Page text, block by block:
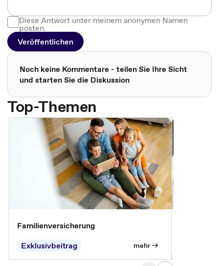
Diese Antwort unter meinem anonymen Namen
posten.
Veröffentlichen
Noch keine Kommentare - teilen Sie Ihre Sicht
und starten Sie die Diskussion
Top-Themen
Familienversicherung
Exklusivbeitrag
mehr